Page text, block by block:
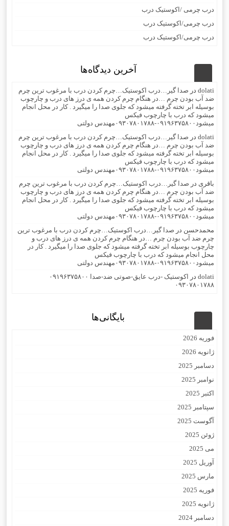
درب چرمی /اکوستیک درب
درب چرمی/اکوستیک درب
درب چرمی/اکوستیک درب
آخرین دیدگاه‌ها
dolati در صدا گیر…درب اکوستیک…چرم کردن درب با مرغوب ترین چرم
ضد آب بودن چرم …در هنگام چرم کردن همه ی درز های درب و چارچوب
بوسیله ابر تخته گرفته میشود که جلوی صدا را میگیرد . کار در محل انجام
میشود که درب با چارچوب فیکس
میشود۰۹۱۹۶۳۷۵۸۰۰-۰۹۳۰۷۸۰۱۷۸۸مهندس دولتی
dolati در صدا گیر…درب اکوستیک…چرم کردن درب با مرغوب ترین چرم
ضد آب بودن چرم …در هنگام چرم کردن همه ی درز های درب و چارچوب
بوسیله ابر تخته گرفته میشود که جلوی صدا را میگیرد . کار در محل انجام
میشود که درب با چارچوب فیکس
میشود۰۹۱۹۶۳۷۵۸۰۰-۰۹۳۰۷۸۰۱۷۸۸مهندس دولتی
باقری در صدا گیر…درب اکوستیک…چرم کردن درب با مرغوب ترین چرم
ضد آب بودن چرم …در هنگام چرم کردن همه ی درز های درب و چارچوب
بوسیله ابر تخته گرفته میشود که جلوی صدا را میگیرد . کار در محل انجام
میشود که درب با چارچوب فیکس
میشود۰۹۱۹۶۳۷۵۸۰۰-۰۹۳۰۷۸۰۱۷۸۸مهندس دولتی
محمدحسن در صدا گیر…درب اکوستیک…چرم کردن درب با مرغوب ترین
چرم ضد آب بودن چرم …در هنگام چرم کردن همه ی درز های درب و
چارچوب بوسیله ابر تخته گرفته میشود که جلوی صدا را میگیرد . کار در
محل انجام میشود که درب با چارچوب فیکس
میشود۰۹۱۹۶۳۷۵۸۰۰-۰۹۳۰۷۸۰۱۷۸۸مهندس دولتی
dolati در
اکوستیک -درب عایق-صوتی ضد-صدا ۰۹۱۹۶۳۷۵۸۰۰
۰۹۳۰۷۸۰۱۷۸۸
بایگانی‌ها
فوریه 2026
ژانویه 2026
دسامبر 2025
نوامبر 2025
اکتبر 2025
سپتامبر 2025
آگوست 2025
ژوئن 2025
می 2025
آوریل 2025
مارس 2025
فوریه 2025
ژانویه 2025
دسامبر 2024